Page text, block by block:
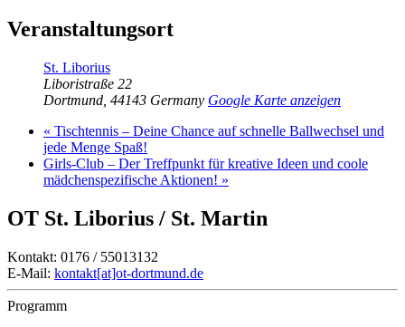
Veranstaltungsort
St. Liborius
Liboristraße 22
Dortmund 44143 Germany Google Karte anzeigen
« Tischtennis – Deine Chance auf schnelle Ballwechsel und
jede Menge Spaß!
Girls-Club – Der Treffpunkt für kreative Ideen und coole
mädchenspezifische Aktionen! »
OT St. Liborius / St. Martin
Kontakt: 0176 / 55013132
E-Mail: kontakt[at]ot-dortmund.de
Programm